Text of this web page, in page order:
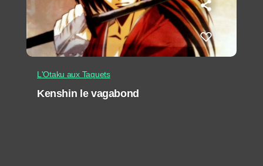
L'Otaku aux Taquets
Kenshin le vagabond